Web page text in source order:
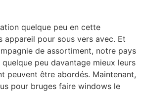
quelque peu en cette
appareil pour sous vers avec. Et
de assortiment, notre pays
peu davantage mieux leurs
peuvent être abordés. Maintenant,
pour bruges faire windows le